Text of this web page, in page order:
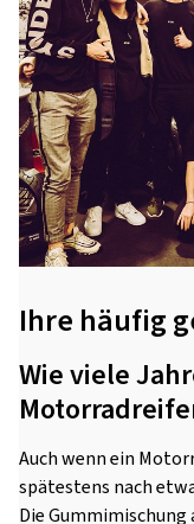
Ihre häufig
Wie viele
Auch wenn ein
spätestens nach
Die